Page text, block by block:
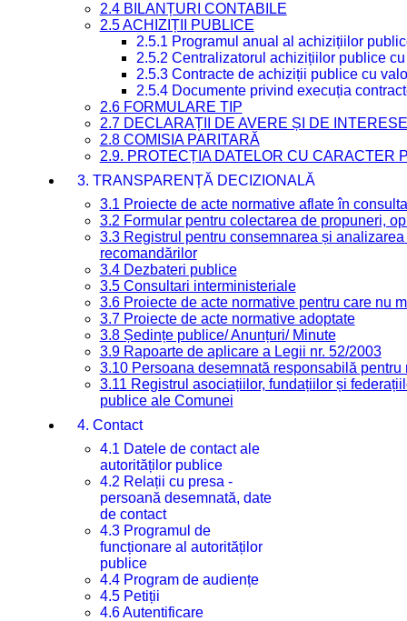
2.4 BILANȚURI CONTABILE
2.5 ACHIZIȚII PUBLICE
2.5.1 Programul anual al achizițiilor
2.5.2 Centralizatorul achizițiilor publice
2.5.3 Contracte de achiziții publice cu
2.5.4 Documente privind execuția
2.6 FORMULARE TIP
2.7 DECLARAȚII DE AVERE ȘI DE INTERESE
2.8 COMISIA PARITARĂ
2.9. PROTECȚIA DATELOR CU CARACTER
3. TRANSPARENȚĂ DECIZIONALĂ
3.1 Proiecte de acte normative aflate în
3.2 Formular pentru colectarea de propuneri,
3.3 Registrul pentru consemnarea și
recomandărilor
3.4 Dezbateri publice
3.5 Consultari interministeriale
3.6 Proiecte de acte normative pentru care nu
3.7 Proiecte de acte normative adoptate
3.8 Ședințe publice/ Anunțuri/ Minute
3.9 Rapoarte de aplicare a Legii nr. 52/2003
3.10 Persoana desemnată responsabilă
3.11 Registrul asociațiilor, fundațiilor și
publice ale Comunei
4. Contact
4.1 Datele de contact ale
autorităților publice
4.2 Relații cu presa -
persoană desemnată, date
de contact
4.3 Programul de
funcționare al autorităților
publice
4.4 Program de audiențe
4.5 Petiții
4.6 Autentificare